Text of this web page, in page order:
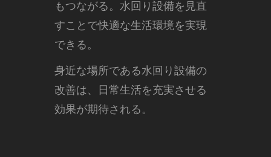
もつながる。水回り設備を見直
すことで快適な生活環境を実現
できる。
身近な場所である水回り設備の
改善は、日常生活を充実させる
効果が期待される。